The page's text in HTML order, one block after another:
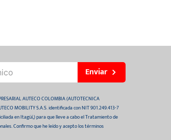
Enviar
AUTECO COLOMBIA (AUTOTECNICA
MOBILITY S.A.S. identificada con NIT 901.249.413-7
en Itagüí,) para que lleve a cabo el Tratamiento de
Confirmo que he leído y acepto los términos